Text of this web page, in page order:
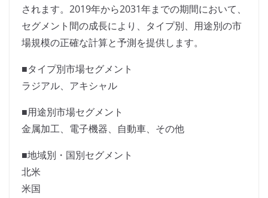
されます。2019年から2031年までの期間において、
セグメント間の成長により、タイプ別、用途別の市
場規模の正確な計算と予測を提供します。
■タイプ別市場セグメント
ラジアル、アキシャル
■用途別市場セグメント
金属加工、電子機器、自動車、その他
■地域別・国別セグメント
北米
米国